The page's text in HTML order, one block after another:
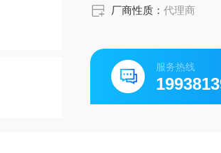
厂商性质：代理商
服务热线